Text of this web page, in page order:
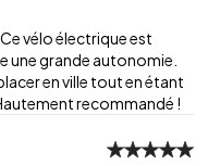
vélo électrique est
une grande autonomie.
en ville tout en étant
recommandé !